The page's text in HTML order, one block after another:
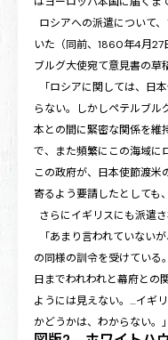
ロシアへの派遣について
いた（同前、1860年4月27
ブルグ大使宛て意見書の草
「ロシアに関しては、日
らない。しかしペテルブル
本との間に緊密な関係を維
で、また頻繁にこの海域に
この政府が、日本使節渡米
寄るよう要請したとしても
さらにイギリスにも派遣
「あまり言われていない
の同様の訓令を受けている
日までわれわれと幕府との
ようには見えない。…イギ
かどうかは、わからない。」